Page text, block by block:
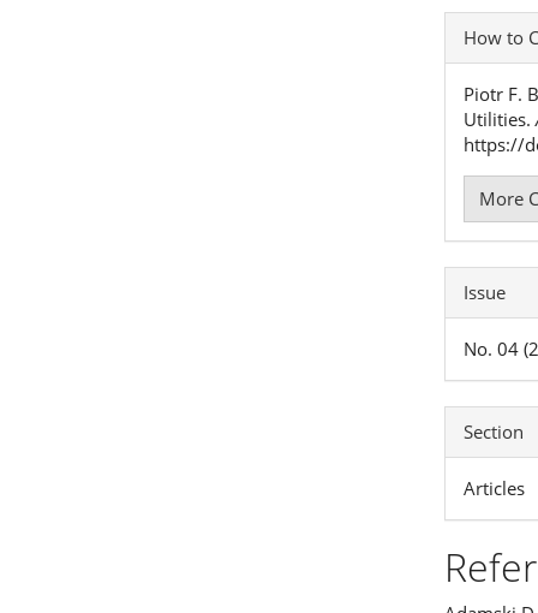
How to
Piotr F.
Utilities.
https://
More
Issue
No. 04
Section
Articles